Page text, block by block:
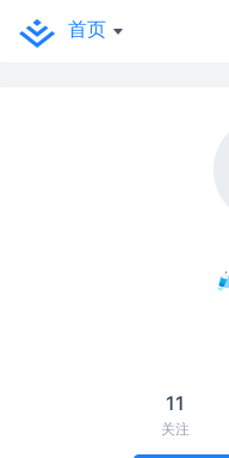
首页
11
关注